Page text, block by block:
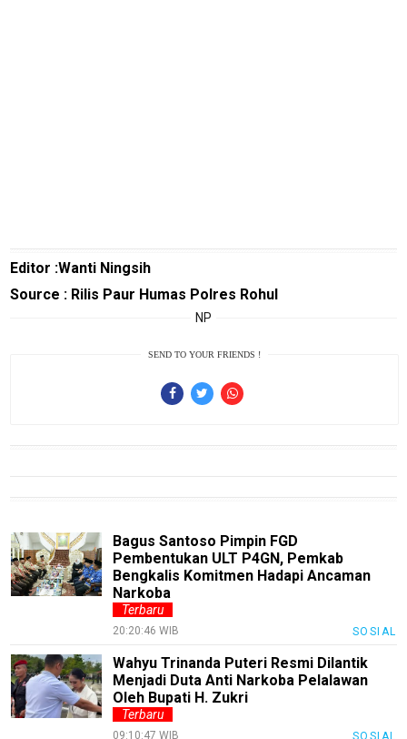
Editor :Wanti Ningsih
Source : Rilis Paur Humas Polres Rohul
NP
SEND TO YOUR FRIENDS !
Bagus Santoso Pimpin FGD
Pembentukan ULT P4GN, Pemkab
Bengkalis Komitmen Hadapi Ancaman
Narkoba
Terbaru
20:20:46 WIB SOSIAL
Wahyu Trinanda Puteri Resmi Dilantik
Menjadi Duta Anti Narkoba Pelalawan
Oleh Bupati H. Zukri
Terbaru
09:10:47 WIB SOSIAL
Guide
Money
Review
Pinjol
SourceCode
Tutor
Theme